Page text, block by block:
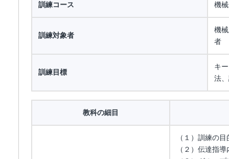
訓練コース 機
訓練対象者
機
者
訓練目標
キ
法
教科の細目
（１）訓練の
（２）伝達指